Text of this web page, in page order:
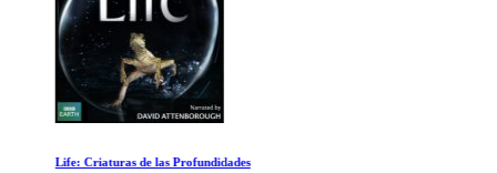
Life: Criaturas de las Profundidades